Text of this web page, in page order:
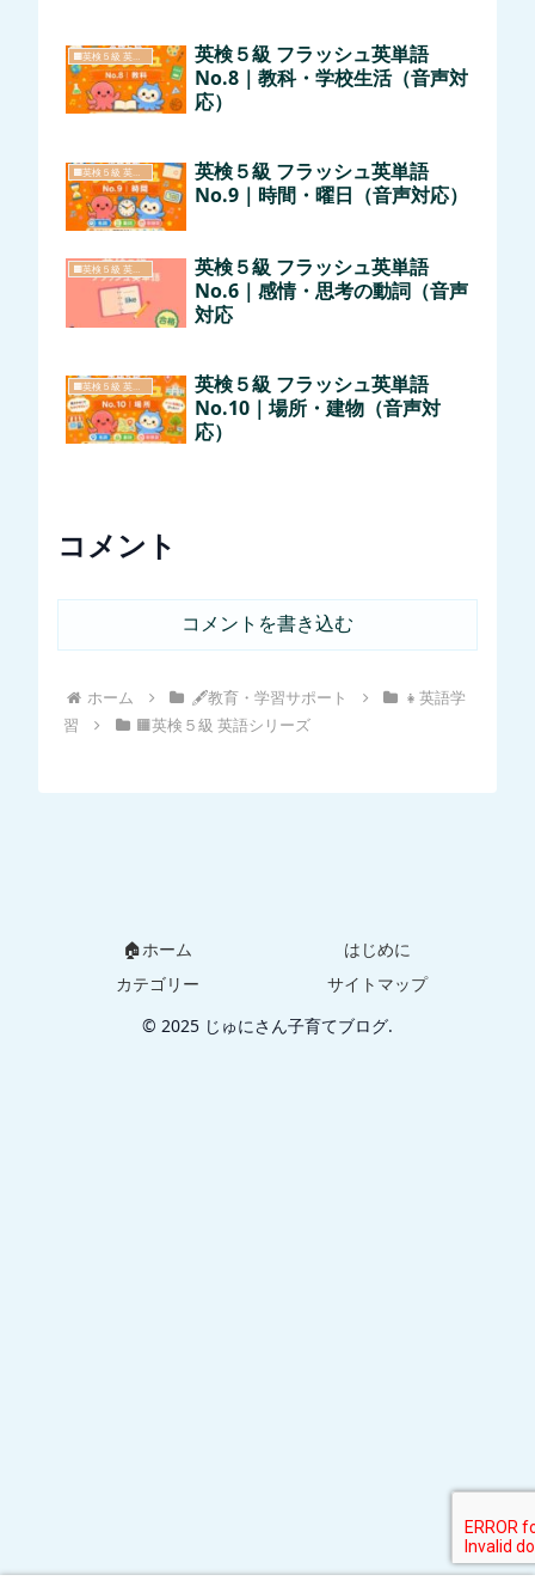
🟧英検５級 英語シリーズ
英検５級 フラッシュ英単語
No.8｜教科・学校生活（音声対
応）
🟧英検５級 英語シリーズ
英検５級 フラッシュ英単語
No.9｜時間・曜日（音声対応）
🟧英検５級 英語シリーズ
英検５級 フラッシュ英単語
No.6｜感情・思考の動詞（音声
対応
🟧英検５級 英語シリーズ
英検５級 フラッシュ英単語
No.10｜場所・建物（音声対
応）
コメント
コメントを書き込む
ホーム 🖋教育・学習サポート
👧英語学
習
🟧英検５級 英語シリーズ
🏠ホーム
はじめに
カテゴリー
サイトマップ
© 2025 じゅにさん子育てブログ.